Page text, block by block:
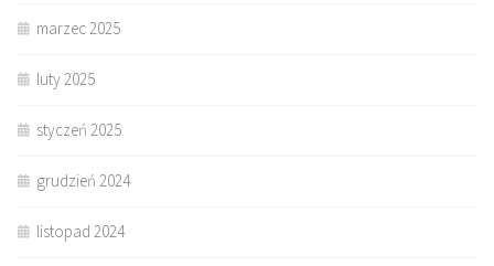
marzec 2025
luty 2025
styczeń 2025
grudzień 2024
listopad 2024